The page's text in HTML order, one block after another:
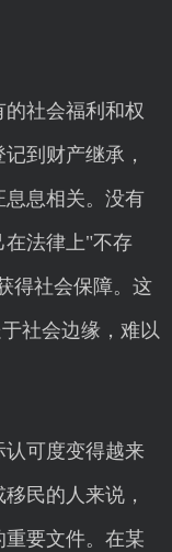
社会福利和权
到财产继承，
息相关。没有
在法律上"不存
得社会保障。这
社会边缘，难以
认可度变得越来
民的人来说，
要文件。在某